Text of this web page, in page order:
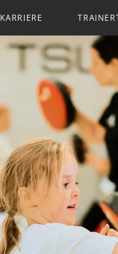
KARRIERE